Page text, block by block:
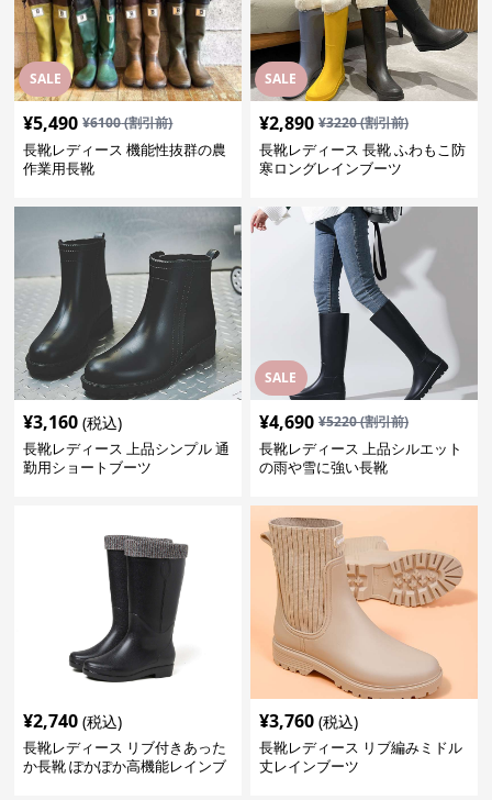
SALE
¥5,490 ¥6100(割引前)
長靴レディース 機能性抜群の農
作業用長靴
SALE
¥2,890 ¥3220(割引前)
長靴レディース 長靴 ふわもこ防
寒ロングレインブーツ
¥3,160 (税込)
長靴レディース 上品シンプル 通
勤用ショートブーツ
SALE
¥4,690 ¥5220(割引前)
長靴レディース 上品シルエット
の雨や雪に強い長靴
¥2,740 (税込)
長靴レディース リブ付きあった
か長靴 ぽかぽか高機能レインブ
¥3,760 (税込)
長靴レディース リブ編みミドル
丈レインブーツ